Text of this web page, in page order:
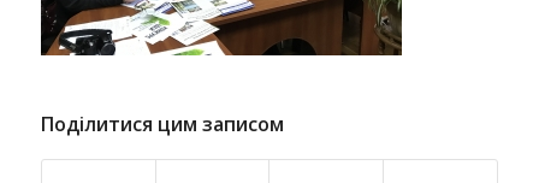
Поділитися цим записом